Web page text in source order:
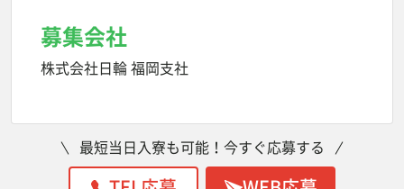
募集会社
株式会社日輪 福岡支社
最短当日入寮も可能！今すぐ応募する